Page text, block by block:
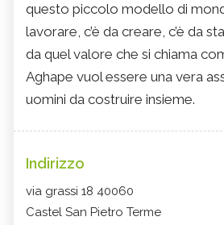
questo piccolo modello di
lavorare, c’è da creare, c’è da
da quel valore che si chiama
Aghape vuol essere una vera
uomini da costruire insieme.
Indirizzo
via grassi 18 40060
Castel San Pietro Terme